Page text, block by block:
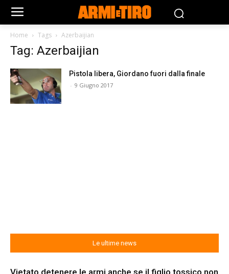
Home Tags Azerbaijian
Tag: Azerbaijian
Pistola libera, Giordano fuori dalla finale
- 9 Giugno 2017
Le ultime news
Vietato detenere le armi anche se il figlio tossico non